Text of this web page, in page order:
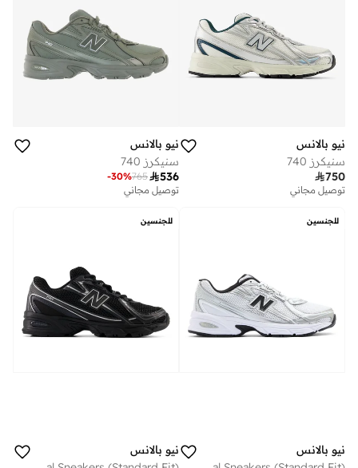
نيو بالانس
سنيكرز 740
750
توصيل مجاني
نيو بالانس
سنيكرز 740
536
765
-30%
توصيل مجاني
للجنسين
نيو بالانس
للجنسين
نيو بالانس